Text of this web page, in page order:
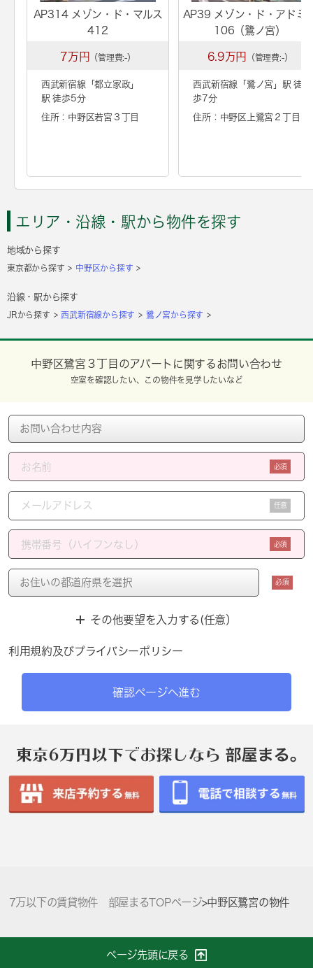
AP314 メゾン・ド・マルス
412
7万円 （管理費:-）
西武新宿線「都立家政」
駅 徒歩5分
住所：中野区若宮３丁目
AP39 メゾン・ド・アドミ
106（鷺ノ宮）
6.9万円 （管理費:-）
西武新宿線「 鷺ノ宮 」駅 徒
歩7分
住所：中野区上鷺宮２丁目
エリア・沿線・駅から物件を探す
地域から探す
東京都から探す 中野区から探す
沿線・駅から探す
JRから探す 西武新宿線から探す 鷺ノ宮から探す
中野区鷺宮３丁目のアパートに関するお問い合わせ
空室を確認したい、この物件を見学したいなど
必須
任意
必須
必須
その他要望を入力する(任意）
利用規約及びプライバシーポリシー
確認ページへ進む
7万以下の賃貸物件 部屋まるTOPページ>中野区鷺宮の物件
ページ先頭に戻る